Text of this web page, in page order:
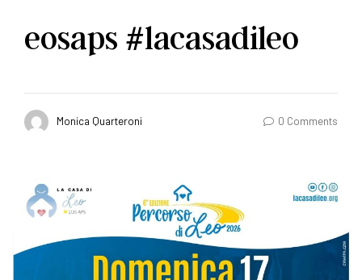
eosaps #lacasadileo
Monica Quarteroni 0 Comments